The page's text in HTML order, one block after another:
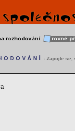
- Zapojte se,